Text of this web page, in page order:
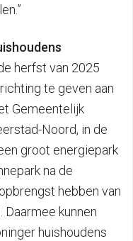
herfst van 2025
te geven aan
Gemeentelijk
Noord, in de
groot energiepark
na de
hebben van
kunnen
huishoudens